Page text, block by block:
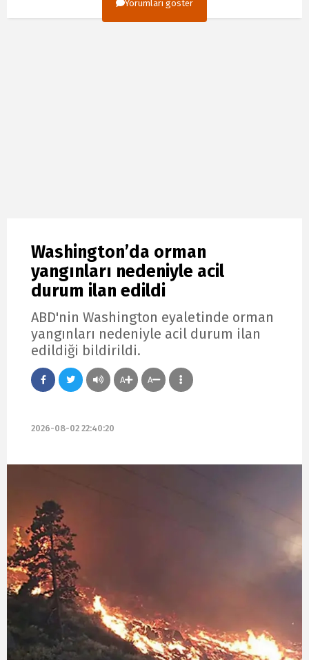
Yorumları göster
Washington’da orman
yangınları nedeniyle acil
durum ilan edildi
ABD'nin Washington eyaletinde orman
yangınları nedeniyle acil durum ilan
edildiği bildirildi.
A A
2026-08-02 22:40:20